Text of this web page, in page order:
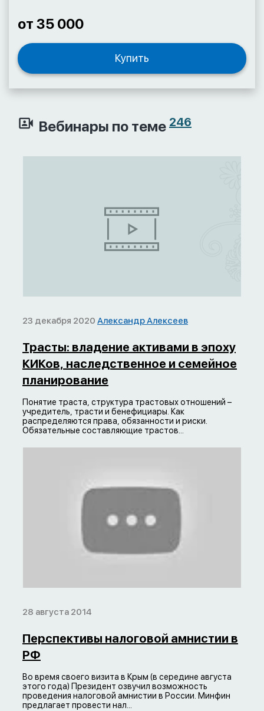
от 35 000
Купить
Вебинары по теме 246
23 декабря 2020 Александр Алексеев
Трасты: владение активами в эпоху
КИКов, наследственное и семейное
планирование
Понятие траста, структура трастовых отношений –
учредитель, трасти и бенефициары. Как
распределяются права, обязанности и риски.
Обязательные составляющие трастов...
28 августа 2014
Перспективы налоговой амнистии в
РФ
Во время своего визита в Крым (в середине августа
этого года) Президент озвучил возможность
проведения налоговой амнистии в России. Минфин
предлагает провести нал...